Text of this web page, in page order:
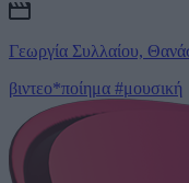
Γεωργία Συλλαίου,
βιντεο*ποίημα #μουσική